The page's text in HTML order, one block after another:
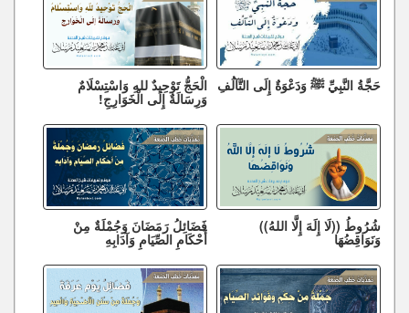
حَجَّةُ النَّبِيِّ ﷺ وَدَعْوَةٌ إِلَى التَّآلُفِ الْحَجُّ تَوْحِيدٌ للهِ وَاسْتِسْلَامٌ
وَرِسَالَةٌ إِلَى الْخَوَارِجِ!
شُرُوطُ ((لَا إِلَهَ إِلَّا اللهُ))
وَنَوَاقِضُهَا
فَضَائِلُ رَمَضَانَ وَجُمْلَةٌ مِنْ
أَحْكَامِ الصِّيَامِ وَآدَابِهِ